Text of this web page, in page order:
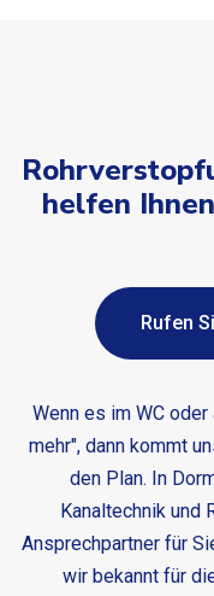
helfen
Rufen
Wenn es im WC
mehr", dann kommt
den Plan. In
Kanaltechnik und
Ansprechpartner für
wir bekannt für